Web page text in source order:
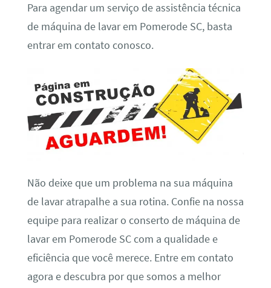
Para agendar um serviço de assistência técnica
de máquina de lavar em Pomerode SC, basta
entrar em contato conosco.
Não deixe que um problema na sua máquina
de lavar atrapalhe a sua rotina. Confie na nossa
equipe para realizar o conserto de máquina de
lavar em Pomerode SC com a qualidade e
eficiência que você merece. Entre em contato
agora e descubra por que somos a melhor